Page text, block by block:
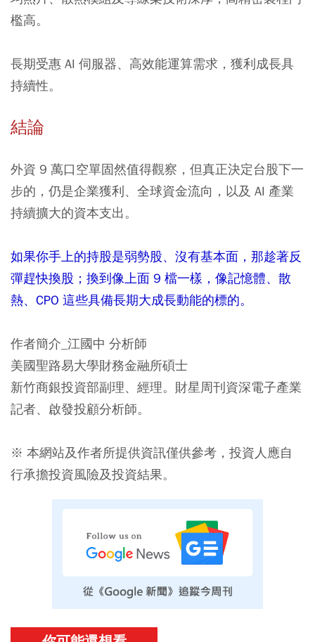
檻高。
長期受惠 AI 伺服器、高效能運算需求，獲利成長具
持續性。
結論
外資 9 萬口空單固然值得觀察，但真正決定台股下一
步的，仍是企業獲利、全球資金流向，以及 AI 產業
持續擴大的資本支出。
如果你手上的持股是弱勢股、沒有基本面，那趁著反
彈趕快換股；換到像上面 9 檔一樣，像記憶體、散
熱、CPO 這些具備長期大成長動能的標的。
作者簡介_江國中 分析師
美國聖路易大學財務金融所碩士
新竹商銀投資部副理、經理。財星周刊資深電子產業
記者、啟發投顧分析師。
※ 本網站及作者所提供資訊僅供參考，投資人應自
行承擔投資風險及投資結果。